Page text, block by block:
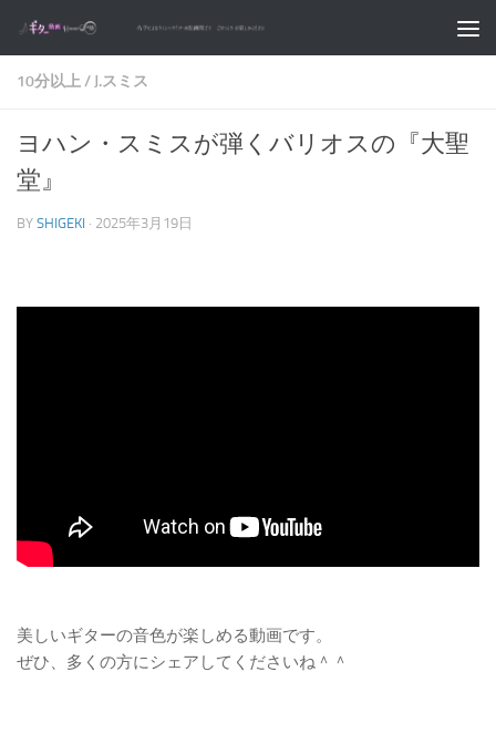
コンテンツへスキップ
10分以上/ J.スミス
ヨハン・スミスが弾くバリオスの『大聖
堂』
BY SHIGEKI · 2025年3月19日
美しいギターの音色が楽しめる動画です。
ぜひ、多くの方にシェアしてくださいね＾＾